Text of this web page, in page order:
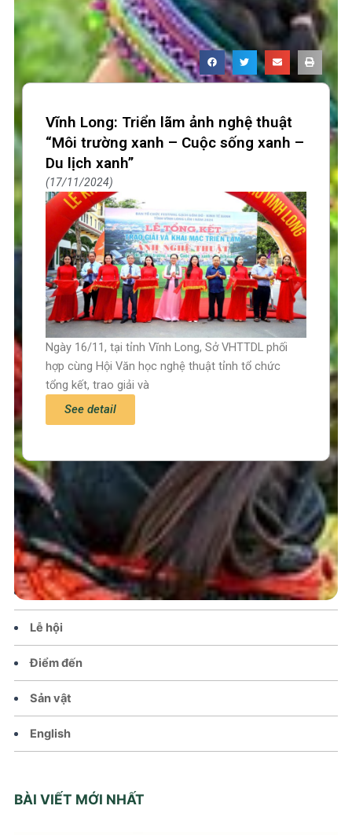
Trang chủ
Tin tức – Sự kiện
Chính sách
Văn hoá – Đời sống
Lễ hội
Điểm đến
Sản vật
English
BÀI VIẾT MỚI NHẤT
Vĩnh Long: Triển lãm ảnh nghệ thuật
“Môi trường xanh – Cuộc sống xanh –
Du lịch xanh”
17/11/2024
Ngày 16/11, tại tỉnh Vĩnh Long, Sở VHTTDL phối
hợp cùng Hội Văn học nghệ thuật tỉnh tổ chức
tổng kết, trao giải và
See detail